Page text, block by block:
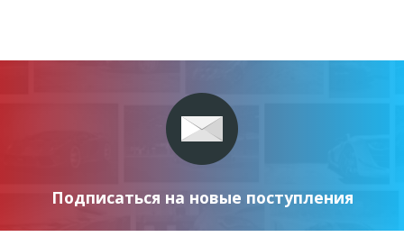
Подписаться на новые поступления